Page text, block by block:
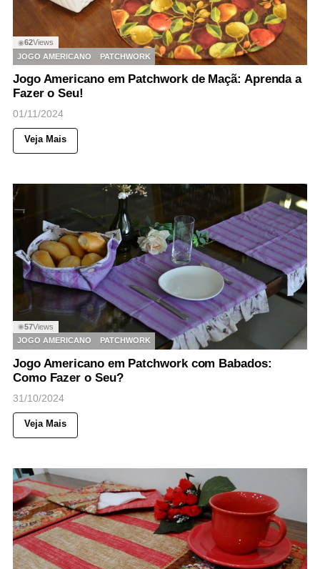
◉62Views
JOGO AMERICANO
PATCHWORK
Jogo Americano em Patchwork de Maçã: Aprenda a
Fazer o Seu!
01/11/2024
Veja Mais
◉57Views
JOGO AMERICANO
PATCHWORK
Jogo Americano em Patchwork com Babados:
Como Fazer o Seu?
31/10/2024
Veja Mais